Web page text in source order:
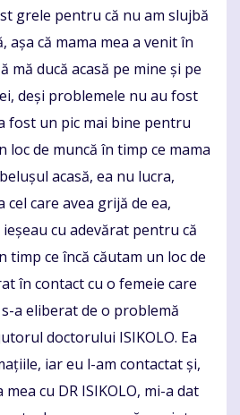
grele pentru că nu am slujbă
așa că mama mea a venit în
mă ducă acasă pe mine și pe
deși problemele nu au fost
fost un pic mai bine pentru
loc de muncă în timp ce mama
acasă, ea nu lucra,
care avea grijă de ea,
cu adevărat pentru că
timp ce încă căutam un loc de
în contact cu o femeie care
a eliberat de o problemă
doctorului ISIKOLO. Ea
iar eu l-am contactat și,
cu DR ISIKOLO, mi-a dat